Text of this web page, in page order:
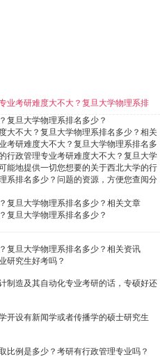
业考研难度大不大？复旦大学物理系排
复旦大学物理系排名多少？
大不大？复旦大学物理系排名多少？相关
考研难度大不大？复旦大学物理系排名多
行政管理专业考研难度大不大？复旦大学
能地提供一切您想要的关于西北大学的行
系排名多少？问题的资源，方便您查阅分
复旦大学物理系排名多少？相关文章
复旦大学物理系排名多少？
复旦大学物理系排名多少？相关资讯
研究生好考吗？
制造及其自动化专业考研的话，专硕好还
开设有新闻学或者传播学的硕士研究生
比例是多少？考研有行政管理专业吗？